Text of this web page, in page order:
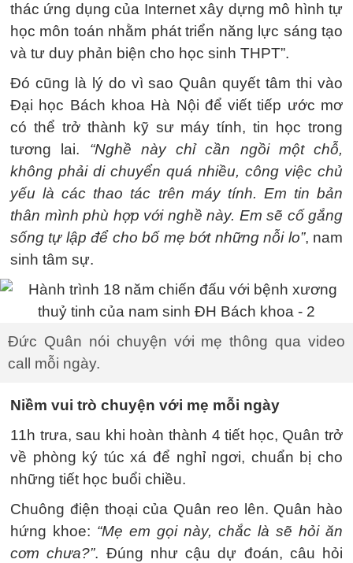
thác ứng dụng của Internet xây dựng mô hình tự
học môn toán nhằm phát triển năng lực sáng tạo
và tư duy phản biện cho học sinh THPT”.
Đó cũng là lý do vì sao Quân quyết tâm thi vào
Đại học Bách khoa Hà Nội để viết tiếp ước mơ
có thể trở thành kỹ sư máy tính, tin học trong
tương lai. “Nghề này chỉ cần ngồi một chỗ,
không phải di chuyển quá nhiều, công việc chủ
yếu là các thao tác trên máy tính. Em tin bản
thân mình phù hợp với nghề này. Em sẽ cố gắng
sống tự lập để cho bố mẹ bớt những nỗi lo”, nam
sinh tâm sự.
Đức Quân nói chuyện với mẹ thông qua video
call mỗi ngày.
Niềm vui trò chuyện với mẹ mỗi ngày
11h trưa, sau khi hoàn thành 4 tiết học, Quân trở
về phòng ký túc xá để nghỉ ngơi, chuẩn bị cho
những tiết học buổi chiều.
Chuông điện thoại của Quân reo lên. Quân hào
hứng khoe: “Mẹ em gọi này, chắc là sẽ hỏi ăn
cơm chưa?”. Đúng như cậu dự đoán, câu hỏi